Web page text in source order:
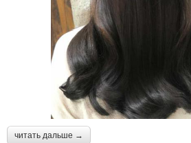
читать дальше →